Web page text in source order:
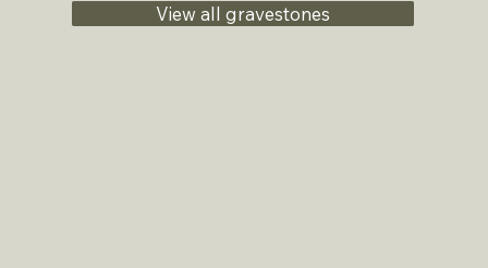
View all gravestones